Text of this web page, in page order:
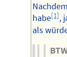
habe[1],
als